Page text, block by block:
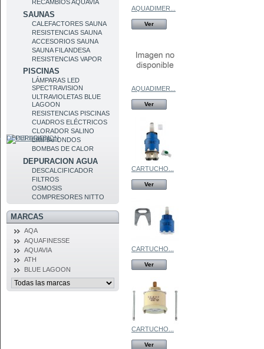
DEPURACION
RECAMBIOS AQUAVIA
SAUNAS
CALEFACTORES SAUNA
RESISTENCIAS SAUNA
ACCESORIOS SAUNA
SAUNA FILANDESA
RESISTENCIAS VAPOR
PISCINAS
LÁMPARAS LED
SPECTRAVISION
ULTRAVIOLETAS BLUE
LAGOON
RESISTENCIAS PISCINAS
CUADROS ELÉCTRICOS
CLORADOR SALINO
LIMPIAFONDOS
BOMBAS DE CALOR
DEPURACION AGUA
DESCALCIFICADOR
FILTROS
OSMOSIS
COMPRESORES NITTO
MARCAS
AQA
AQUAFINESSE
AQUAVIA
ATH
BLUE LAGOON
AQUADIMER...
Ver
AQUADIMER...
Ver
CARTUCHO...
Ver
CARTUCHO...
Ver
CARTUCHO...
Ver